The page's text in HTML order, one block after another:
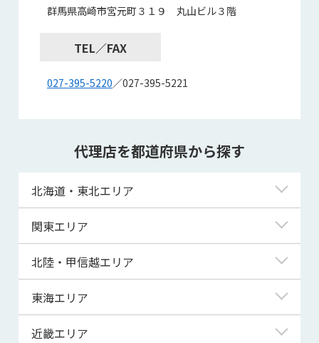
群馬県高崎市宮元町３１９ 丸山ビル３階
TEL／FAX
027-395-5220／027-395-5221
代理店を都道府県から探す
北海道・東北エリア
北海道
青森県
宮城県
関東エリア
東京都
神奈川県
埼玉県
北陸・甲信越エリア
新潟県
富山県
東海エリア
岐阜県
近畿エリア